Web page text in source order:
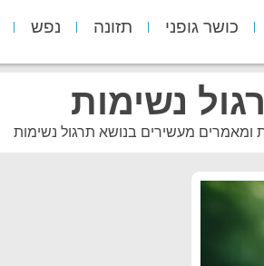
כושר גופני תזונה נפש
נשימות
ומאמרים מעשירים בנושא תרגול נשימות